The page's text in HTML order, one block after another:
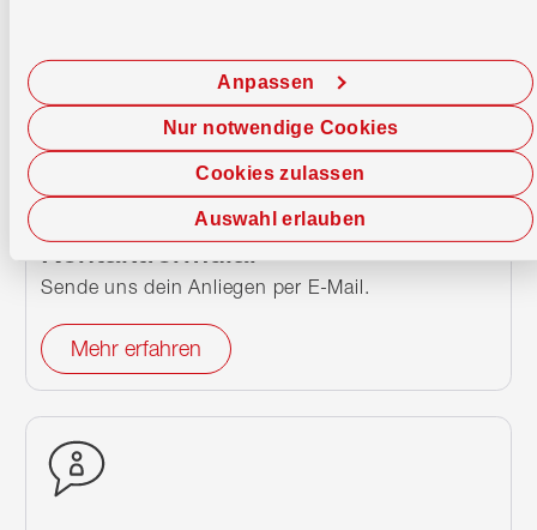
Cookies zulassen
Anpassen
Auswahl erlauben
Nur notwendige Cookies
Kontaktformular
Sende uns dein Anliegen per E-Mail.
Mehr erfahren